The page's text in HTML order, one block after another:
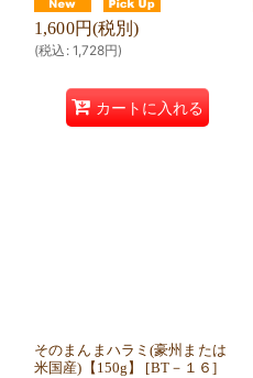
1,600円(税別)
(税込 : 1,728円)
カートに入れる
そのまんまハラミ(豪州または
米国産)【150g】
[BT－１６]